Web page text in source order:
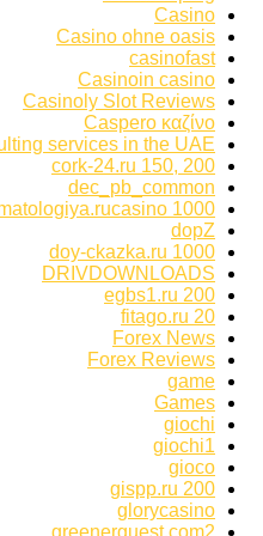
Casino
Casino ohne oasis
casinofast
Casinoin casino
Casinoly Slot Reviews
Caspero καζίνο
services in the UAE
cork-24.ru 150, 200
dec_pb_common
1000
dopZ
doy-ckazka.ru 1000
DRIVDOWNLOADS
egbs1.ru 200
fitago.ru 20
Forex News
Forex Reviews
game
Games
giochi
giochi1
gioco
gispp.ru 200
glorycasino